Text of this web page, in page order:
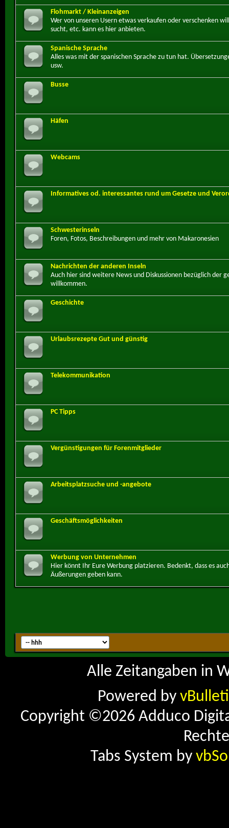
Flohmarkt / Kleinanzeigen
Wer von unseren Usern etwas verkaufen oder verschenken
sucht, etc. kann es hier anbieten.
Spanische Sprache
Alles was mit der spanischen Sprache zu tun hat.
usw.
Busse
Häfen
Webcams
Informatives od. interessantes rund um Gesetze und
Schwesterinseln
Foren, Fotos, Beschreibungen und mehr von Makaronesien
Nachrichten der anderen Inseln
Auch hier sind weitere News und Diskussionen bezüglich der
willkommen.
Geschichte
Urlaubsrezepte Gut und günstig
Telekommunikation
PC Tipps
Vergünstigungen für Forenmitglieder
Arbeitsplatzsuche und -angebote
Geschäftsmöglichkeiten
Werbung von Unternehmen
Hier könnt Ihr Eure Werbung platzieren. Bedenkt, dass es
Äußerungen geben kann.
Alle Zeitangaben in
Powered by
Copyright ©2026 Adduco
Tabs System by